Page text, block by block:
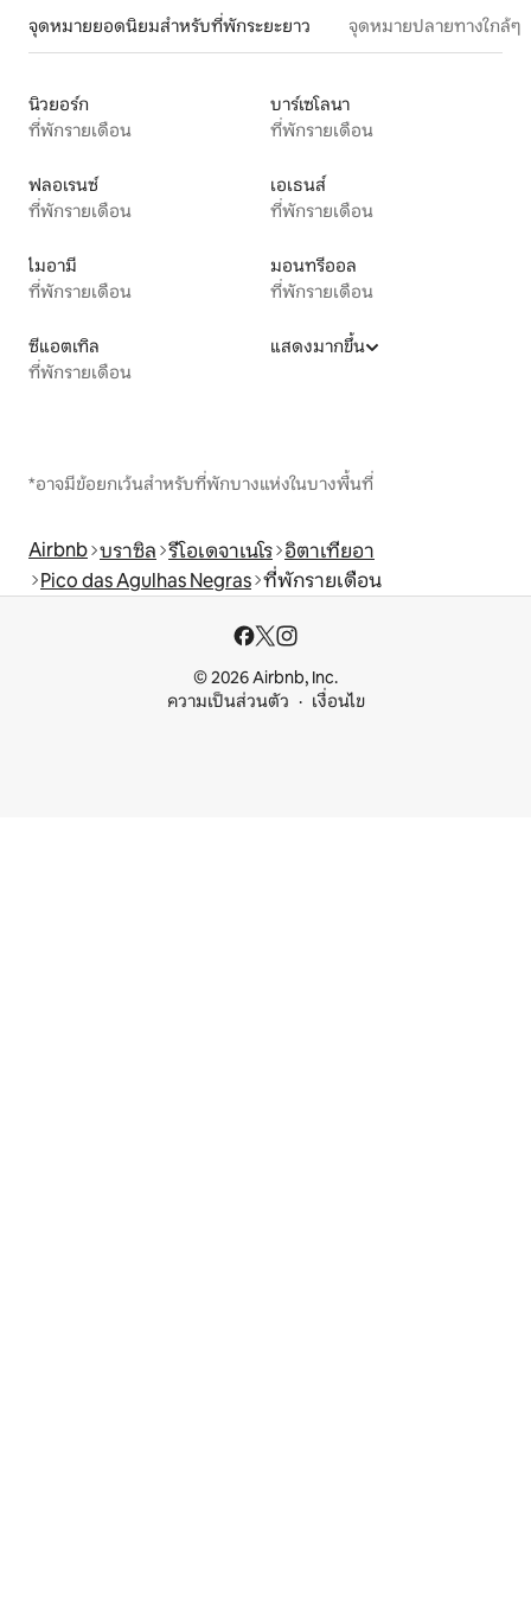
จุดหมายยอดนิยมสำหรับที่พักระยะยาว จุดหมายปลายทางใกล้ๆ
นิวยอร์ก
ที่พักรายเดือน
บาร์เซโลนา
ที่พักรายเดือน
ฟลอเรนซ์
ที่พักรายเดือน
เอเธนส์
ที่พักรายเดือน
ไมอามี
ที่พักรายเดือน
มอนทรีออล
ที่พักรายเดือน
ซีแอตเทิล
ที่พักรายเดือน
แสดงมากขึ้น
*อาจมีข้อยกเว้นสำหรับที่พักบางแห่งในบางพื้นที่
Airbnb บราซิล รีโอเดจาเนโร อิตาเทียอา
Pico das Agulhas Negras ที่พักรายเดือน
© 2026 Airbnb, Inc.
ความเป็นส่วนตัว
เงื่อนไข